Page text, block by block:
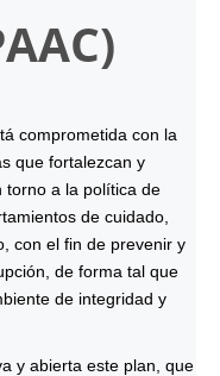
)
comprometida con la
que fortalezcan y
torno a la política de
de cuidado,
con el fin de prevenir y
de forma tal que
de integridad y
y abierta este plan, que